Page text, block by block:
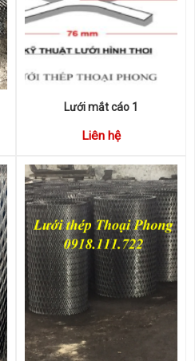
Lưới mắt cáo 1
Liên hệ